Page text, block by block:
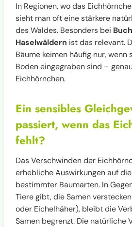
In Regionen, wo das
sieht man oft eine stärkere
des Waldes. Besonders bei
Haselwäldern ist das relevant.
Bäume keimen häufig nur, wenn
Boden eingegraben sind –
Eichhörnchen.
Ein sensibles
passiert, wenn das
fehlt?
Das Verschwinden der
erhebliche Auswirkungen auf
bestimmter Baumarten. In
Tiere gibt, die Samen
oder Eichelhäher), bleibt die
Samen begrenzt. Die natürliche